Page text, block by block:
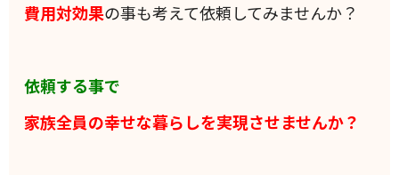
費用対効果の事も考えて依頼してみませんか？
依頼する事で
家族全員の幸せな暮らしを実現させませんか？